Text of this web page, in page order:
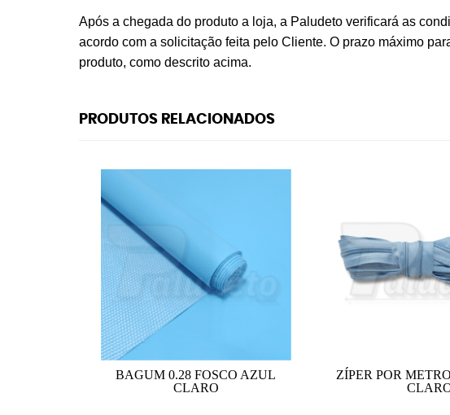
Após a chegada do produto a loja, a Paludeto verificará as
acordo com a solicitação feita pelo Cliente. O prazo máximo
produto, como descrito acima.
PRODUTOS RELACIONADOS
BAGUM 0.28 FOSCO AZUL
CLARO
ZÍPER POR